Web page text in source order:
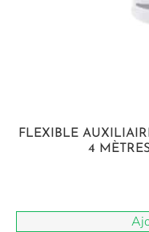
FLEXIBLE
4